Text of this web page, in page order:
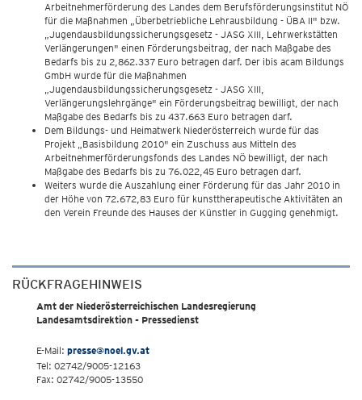
Arbeitnehmerförderung des Landes dem Berufsförderungsinstitut NÖ
für die Maßnahmen „Überbetriebliche Lehrausbildung - ÜBA II" bzw.
„Jugendausbildungssicherungsgesetz - JASG XIII, Lehrwerkstätten
Verlängerungen" einen Förderungsbeitrag, der nach Maßgabe des
Bedarfs bis zu 2,862.337 Euro betragen darf. Der ibis acam Bildungs
GmbH wurde für die Maßnahmen
„Jugendausbildungssicherungsgesetz - JASG XIII,
Verlängerungslehrgänge" ein Förderungsbeitrag bewilligt, der nach
Maßgabe des Bedarfs bis zu 437.663 Euro betragen darf.
Dem Bildungs- und Heimatwerk Niederösterreich wurde für das
Projekt „Basisbildung 2010" ein Zuschuss aus Mitteln des
Arbeitnehmerförderungsfonds des Landes NÖ bewilligt, der nach
Maßgabe des Bedarfs bis zu 76.022,45 Euro betragen darf.
Weiters wurde die Auszahlung einer Förderung für das Jahr 2010 in
der Höhe von 72.672,83 Euro für kunsttherapeutische Aktivitäten an
den Verein Freunde des Hauses der Künstler in Gugging genehmigt.
RÜCKFRAGEHINWEIS
Amt der Niederösterreichischen Landesregierung
Landesamtsdirektion - Pressedienst
E-Mail: presse@noel.gv.at
Tel: 02742/9005-12163
Fax: 02742/9005-13550